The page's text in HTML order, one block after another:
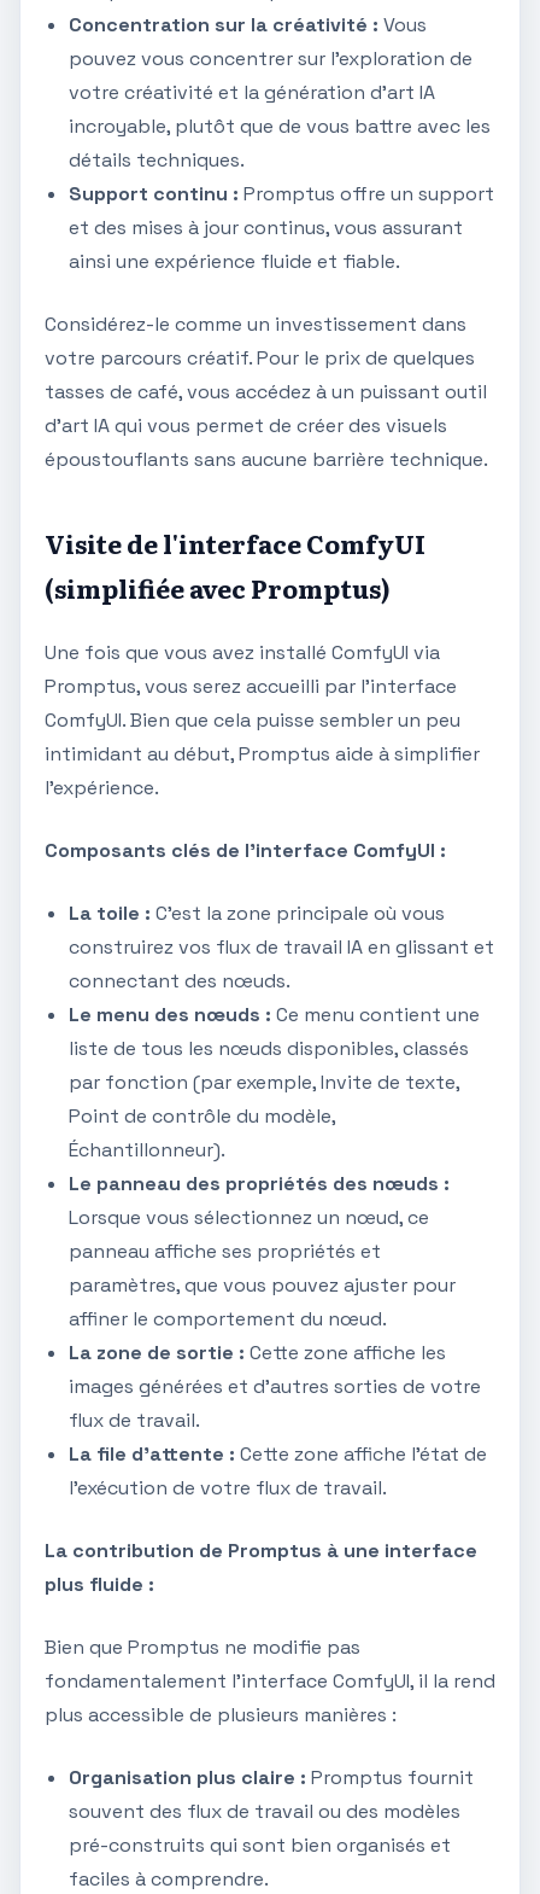
Concentration sur la créativité : Vous
pouvez vous concentrer sur l'exploration de
votre créativité et la génération d'art IA
incroyable, plutôt que de vous battre avec les
détails techniques.
Support continu : Promptus offre un support
et des mises à jour continus, vous assurant
ainsi une expérience fluide et fiable.
Considérez-le comme un investissement dans
votre parcours créatif. Pour le prix de quelques
tasses de café, vous accédez à un puissant outil
d'art IA qui vous permet de créer des visuels
époustouflants sans aucune barrière technique.
Visite de l'interface ComfyUI
(simplifiée avec Promptus)
Une fois que vous avez installé ComfyUI via
Promptus, vous serez accueilli par l'interface
ComfyUI. Bien que cela puisse sembler un peu
intimidant au début, Promptus aide à simplifier
l'expérience.
Composants clés de l'interface ComfyUI :
La toile : C'est la zone principale où vous
construirez vos flux de travail IA en glissant et
connectant des nœuds.
Le menu des nœuds : Ce menu contient une
liste de tous les nœuds disponibles, classés
par fonction (par exemple, Invite de texte,
Point de contrôle du modèle,
Échantillonneur).
Le panneau des propriétés des nœuds :
Lorsque vous sélectionnez un nœud, ce
panneau affiche ses propriétés et
paramètres, que vous pouvez ajuster pour
affiner le comportement du nœud.
La zone de sortie : Cette zone affiche les
images générées et d'autres sorties de votre
flux de travail.
La file d'attente : Cette zone affiche l'état de
l'exécution de votre flux de travail.
La contribution de Promptus à une interface
plus fluide :
Bien que Promptus ne modifie pas
fondamentalement l'interface ComfyUI, il la rend
plus accessible de plusieurs manières :
Organisation plus claire : Promptus fournit
souvent des flux de travail ou des modèles
pré-construits qui sont bien organisés et
faciles à comprendre.